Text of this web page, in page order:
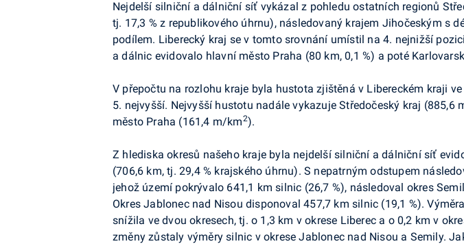
Nejdelší silniční a dálniční síť vykázal z pohledu ostatních regionů
tj. 17,3 % z republikového úhrnu), následovaný krajem Jihočeským s
podílem. Liberecký kraj se v tomto srovnání umístil na 4. nejnižší
a dálnic evidovalo hlavní město Praha (80 km, 0,1 %) a poté
V přepočtu na rozlohu kraje byla hustota zjištěná v Libereckém kraji
5. nejvyšší. Nejvyšší hustotu nadále vykazuje Středočeský kraj (885,6
město Praha (161,4 m/km2).
Z hlediska okresů našeho kraje byla nejdelší silniční a dálniční síť
(706,6 km, tj. 29,4 % krajského úhrnu). S nepatrným odstupem
jehož území pokrývalo 641,1 km silnic (26,7 %), následoval okres
Okres Jablonec nad Nisou disponoval 457,7 km silnic (19,1 %).
snížila ve dvou okresech, tj. o 1,3 km v okrese Liberec a o 0,2 km v
změny zůstaly výměry silnic v okrese Jablonec nad Nisou a Semily.